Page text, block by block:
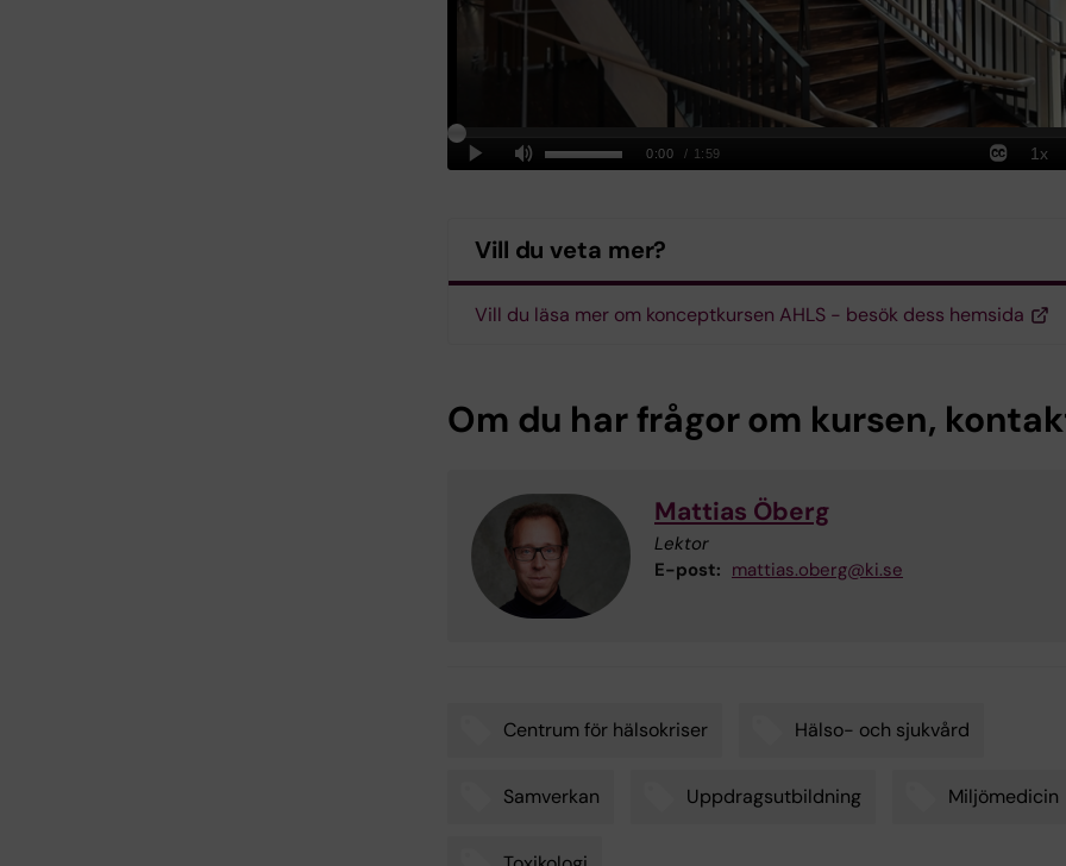
Vill du veta mer?
Vill du läsa mer om konceptkursen AHLS - besök dess hemsida
Om du har frågor om kursen,
Mattias Öberg
Lektor
E-post: mattias.oberg@ki.se
Centrum för hälsokriser Hälso- och sjukvård
Samverkan Uppdragsutbildning Miljömedicin